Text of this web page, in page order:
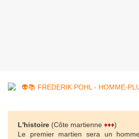
L'histoire (Côte martienne ♦♦♦)
Le premier martien sera un